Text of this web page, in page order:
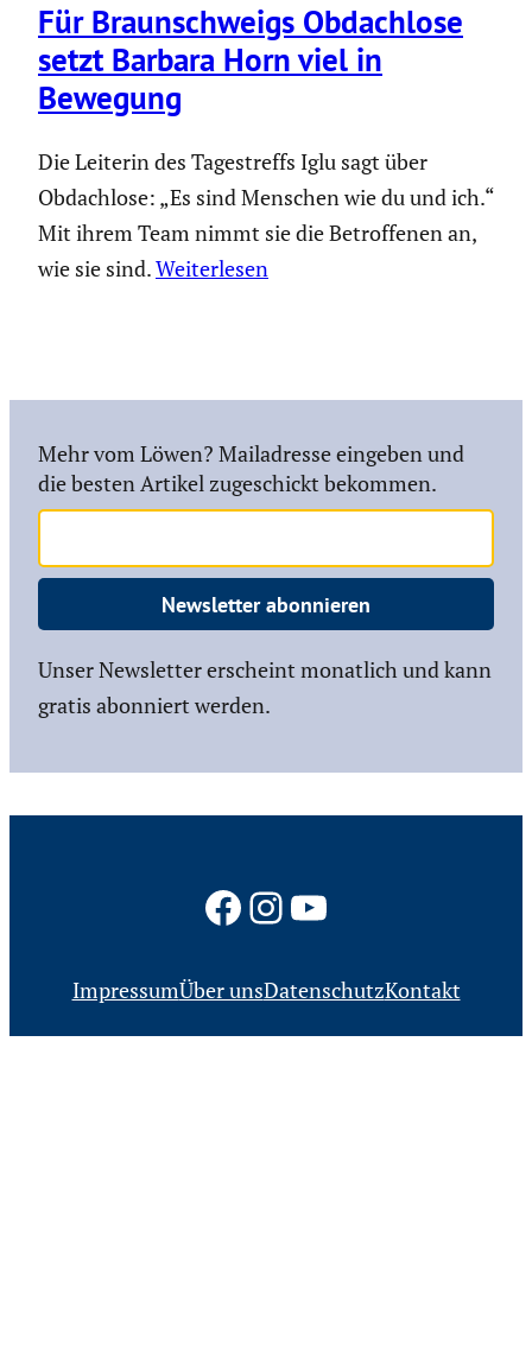
Für Braun­schweigs Obdach­lose
setzt Barbara Horn viel in
Bewegung
Die Leiterin des Tagestreffs Iglu sagt über
Obdachlose: „Es sind Menschen wie du und ich.“
Mit ihrem Team nimmt sie die Betroffenen an,
wie sie sind.Weiterlesen
Mehr vom Löwen? Mailadresse eingeben und
die besten Artikel zugeschickt bekommen.
Newsletter abonnieren
Unser Newsletter erscheint monatlich und kann
gratis abonniert werden.
Facebook
Instagram
YouTube
ImpressumÜber unsDatenschutzKontakt